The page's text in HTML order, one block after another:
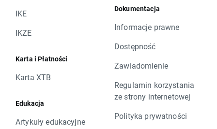
IKE
IKZE
Karta i Płatności
Karta XTB
Edukacja
Artykuły edukacyjne
Dokumentacja
Informacje prawne
Dostępność
Zawiadomienie
Regulamin korzystania
ze strony internetowej
Polityka prywatności